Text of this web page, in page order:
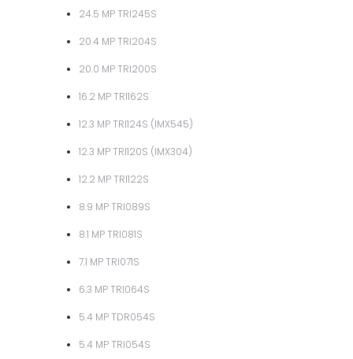
24.5 MP TRI245S
20.4 MP TRI204S
20.0 MP TRI200S
16.2 MP TRI162S
12.3 MP TRI124S (IMX545)
12.3 MP TRI120S (IMX304)
12.2 MP TRI122S
8.9 MP TRI089S
8.1 MP TRI081S
7.1 MP TRI071S
6.3 MP TRI064S
5.4 MP TDR054S
5.4 MP TRI054S